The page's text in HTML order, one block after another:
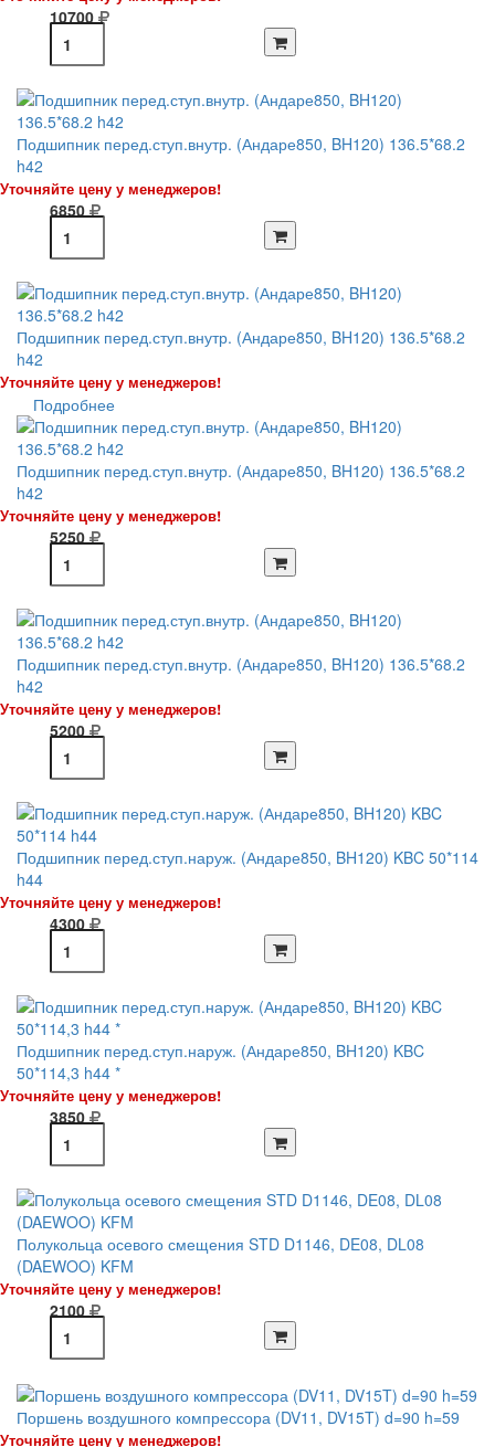
10700
Подшипник перед.ступ.внутр. (Андаре850, BH120) 136.5*68.2
h42
Уточняйте цену у менеджеров!
6850
Подшипник перед.ступ.внутр. (Андаре850, BH120) 136.5*68.2
h42
Уточняйте цену у менеджеров!
Подробнее
Подшипник перед.ступ.внутр. (Андаре850, BH120) 136.5*68.2
h42
Уточняйте цену у менеджеров!
5250
Подшипник перед.ступ.внутр. (Андаре850, BH120) 136.5*68.2
h42
Уточняйте цену у менеджеров!
5200
Подшипник перед.ступ.наруж. (Андаре850, BH120) KBC 50*114
h44
Уточняйте цену у менеджеров!
4300
Подшипник перед.ступ.наруж. (Андаре850, BH120) KBC
50*114,3 h44 *
Уточняйте цену у менеджеров!
3850
Полукольца осевого смещения STD D1146, DE08, DL08
(DAEWOO) KFM
Уточняйте цену у менеджеров!
2100
Поршень воздушного компрессора (DV11, DV15T) d=90 h=59
Уточняйте цену у менеджеров!